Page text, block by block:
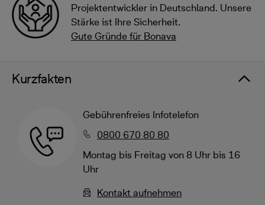
Projektentwickler in Deutschland. Unsere
Stärke ist Ihre Sicherheit.
Gute Gründe für Bonava
Kurzfakten
Gebührenfreies Infotelefon
0800 670 80 80
Montag bis Freitag von 8 Uhr bis 16
Uhr
Kontakt aufnehmen